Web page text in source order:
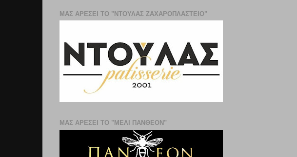
ΜΑΣ ΑΡΕΣΕΙ ΤΟ "ΝΤΟΥΛΑΣ ΖΑΧΑΡΟΠΛΑΣΤΕΊΟ"
ΜΑΣ ΑΡΕΣΕΙ ΤΟ "ΜΕΛΙ ΠΑΝΘΕΟΝ"